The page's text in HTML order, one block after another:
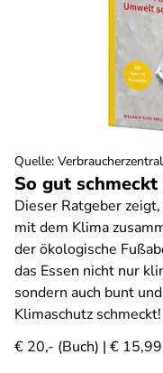
So gut
Dieser Ratgeber
mit dem Klima
der ökologische
das Essen nicht nur
sondern auch bunt
Klimaschutz schmeckt!
€ 20,- (Buch) | €
Quelle: